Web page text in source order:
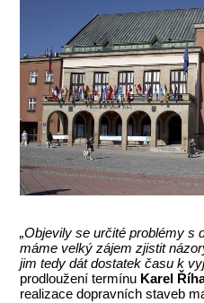
„Objevily se určité problémy s
máme velký zájem zjistit
jim tedy dát dostatek času k
prodloužení termínu Karel
realizace dopravních staveb